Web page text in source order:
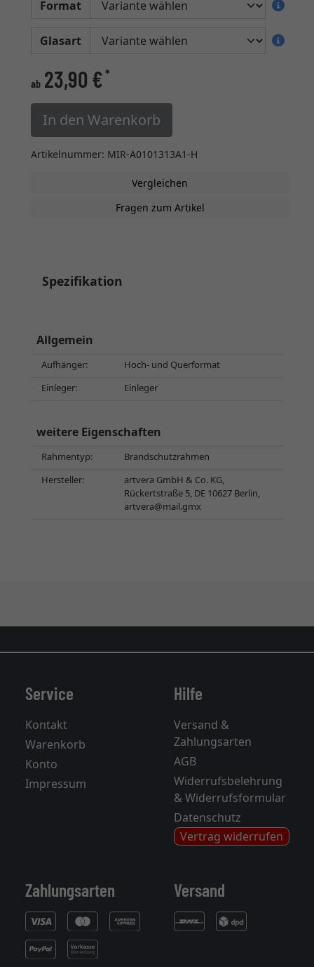
Format
Glasart
ab 23,90 €*
In den Warenkorb
Artikelnummer: MIR-A0101313A1-H
Vergleichen
Fragen zum Artikel
Spezifikation
Allgemein
Aufhänger:
Hoch- und Querformat
Einleger:
Einleger
weitere Eigenschaften
Rahmentyp:
Brandschutzrahmen
Hersteller:
artvera GmbH & Co. KG,
Rückertstraße 5, DE 10627 Berlin,
artvera@mail.gmx
Service
Kontakt
Warenkorb
Konto
Impressum
Hilfe
Versand &
Zahlungsarten
AGB
Widerrufsbelehrung
& Widerrufsformular
Datenschutz
Vertrag widerrufen
Zahlungsarten Versand